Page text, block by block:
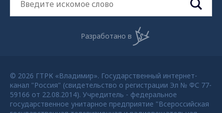
Разработано в
© 2026 ГТРК «Владимир». Государственный интернет-
канал "Россия" (свидетельство о регистрации Эл № ФС 77-
59166 от 22.08.2014). Учредитель - федеральное
государственное унитарное предприятие "Всероссийская